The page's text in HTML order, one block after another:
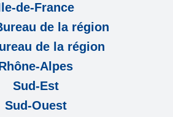
de-France
de la région
de la région
Alpes
Sud-Est
Sud-Ouest